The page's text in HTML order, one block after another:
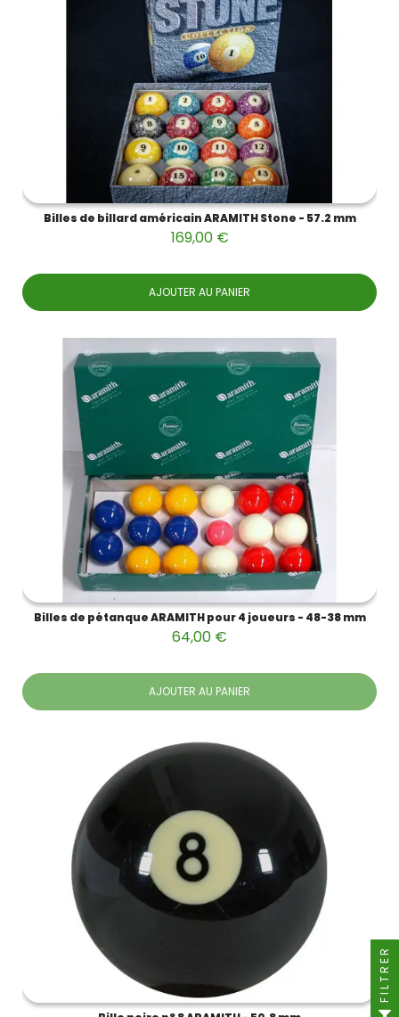
Billes de billard américain ARAMITH Stone - 57.2 mm
169,00 €
AJOUTER AU PANIER
Billes de pétanque ARAMITH pour 4 joueurs - 48-38 mm
64,00 €
AJOUTER AU PANIER
FILTRER